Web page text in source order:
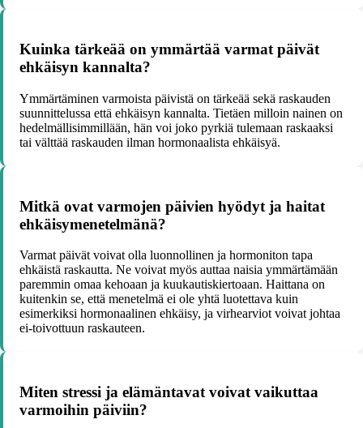
Kuinka tärkeää on ymmärtää varmat päivät
ehkäisyn kannalta?
Ymmärtäminen varmoista päivistä on tärkeää sekä raskauden
suunnittelussa että ehkäisyn kannalta. Tietäen milloin nainen on
hedelmällisimmillään, hän voi joko pyrkiä tulemaan raskaaksi
tai välttää raskauden ilman hormonaalista ehkäisyä.
Mitkä ovat varmojen päivien hyödyt ja haitat
ehkäisymenetelmänä?
Varmat päivät voivat olla luonnollinen ja hormoniton tapa
ehkäistä raskautta. Ne voivat myös auttaa naisia ymmärtämään
paremmin omaa kehoaan ja kuukautiskiertoaan. Haittana on
kuitenkin se, että menetelmä ei ole yhtä luotettava kuin
esimerkiksi hormonaalinen ehkäisy, ja virhearviot voivat johtaa
ei-toivottuun raskauteen.
Miten stressi ja elämäntavat voivat vaikuttaa
varmoihin päiviin?